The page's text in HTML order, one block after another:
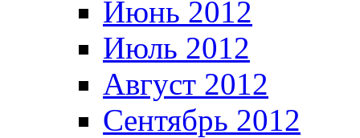
Июнь 2012
Июль 2012
Август 2012
Сентябрь 2012